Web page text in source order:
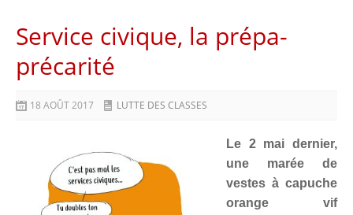
Service civique, la prépa-
précarité
18 AOÛT 2017 LUTTE DES CLASSES
Le 2 mai dernier,
une marée de
vestes à capuche
orange vif